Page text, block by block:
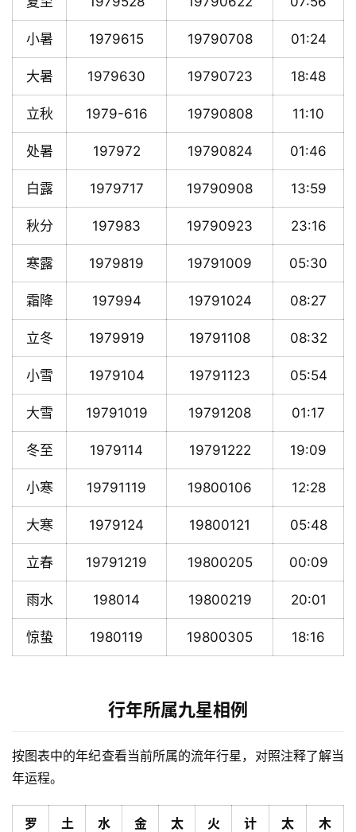
小暑 1979615 19790708 01:24
大暑 1979630 19790723 18:48
立秋 1979-616 19790808 11:10
处暑 197972 19790824 01:46
白露 1979717 19790908 13:59
秋分 197983 19790923 23:16
寒露 1979819 19791009 05:30
霜降 197994 19791024 08:27
立冬 1979919 19791108 08:32
小雪 1979104 19791123 05:54
大雪 19791019 19791208 01:17
冬至 1979114 19791222 19:09
小寒 19791119 19800106 12:28
大寒 1979124 19800121 05:48
立春 19791219 19800205 00:09
雨水 198014 19800219 20:01
惊蛰 1980119 19800305 18:16
行年所属九星相例
按图表中的年纪查看当前所属的流年行星，对照注释了解当
年运程。
罗
土
水
金
太
火
计
太
木